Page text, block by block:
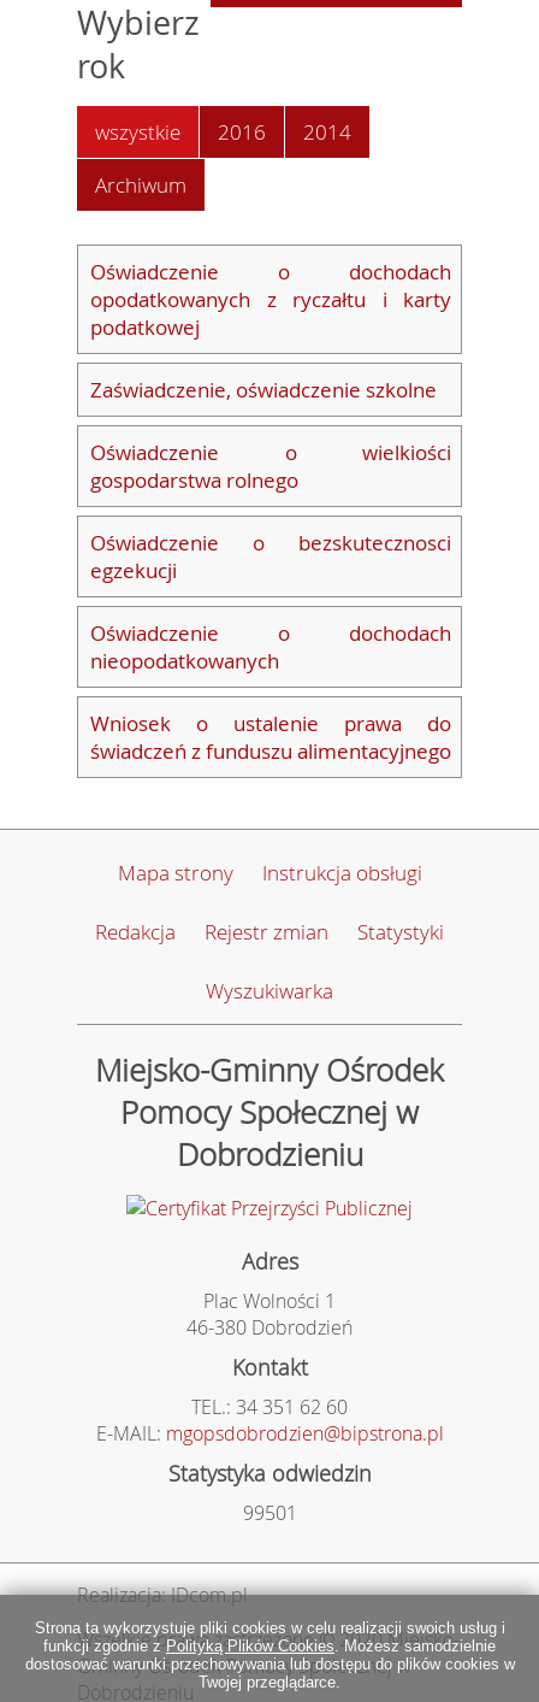
Wybierz
rok
wszystkie 2016
2014
Archiwum
Oświadczenie o dochodach
opodatkowanych z ryczałtu i karty
podatkowej
Zaświadczenie, oświadczenie szkolne
Oświadczenie o wielkiości
gospodarstwa rolnego
Oświadczenie o bezskutecznosci
egzekucji
Oświadczenie o dochodach
nieopodatkowanych
Wniosek o ustalenie prawa do
świadczeń z funduszu alimentacyjnego
Mapa strony Instrukcja obsługi
Redakcja Rejestr zmian Statystyki
Wyszukiwarka
Miejsko-Gminny Ośrodek
Pomocy Społecznej w
Dobrodzieniu
Adres
Plac Wolności 1
46-380 Dobrodzień
Kontakt
TEL.: 34 351 62 60
E-MAIL: mgopsdobrodzien@bipstrona.pl
Statystyka odwiedzin
99501
Realizacja: IDcom.pl
Wszelkie prawa zastrzeżone © 2020 Miejsko-
Gminny Ośrodek Pomocy Społecznej w
Dobrodzieniu
Strona ta wykorzystuje pliki cookies w celu realizacji swoich usług i
funkcji zgodnie zPolityką Plików Cookies. Możesz samodzielnie
dostosować warunki przechowywania lub dostępu do plików cookies w
Twojej przeglądarce.